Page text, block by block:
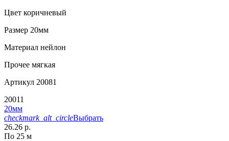
Цвет коричневый
Размер 20мм
Материал нейлон
Прочее мягкая
Артикул 20081
20011
20мм
checkmark_alt_circleВыбрать
26.26 р.
По 25 м